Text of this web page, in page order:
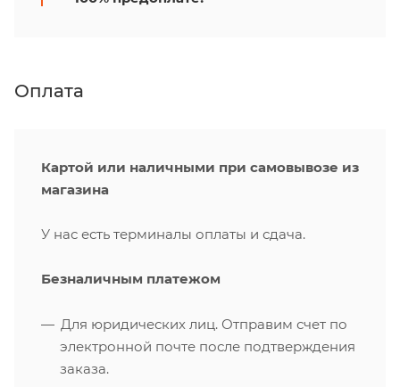
Оплата
Картой или наличными при самовывозе из
магазина
У нас есть терминалы оплаты и сдача.
Безналичным платежом
Для юридических лиц. Отправим счет по
электронной почте после подтверждения
заказа.